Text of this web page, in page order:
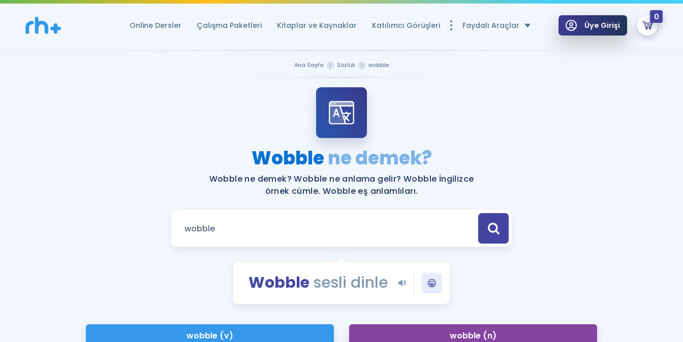
Online Dersler Çalışma Paketleri Kitaplar ve Kaynaklar Katılımcı Görüşleri Faydalı Araçlar
YDS ve YÖKDİL Puan Hesaplama Aracı
Rehberlik Aracı
YDS ve YÖKDİL'e Hazırlananlar için Öneriler
Tüm ÖSYM Sınavları Tek Takvimde
YDS - YÖKDİL Tüm Sınavlarla İlgili Haberler
İngilizce Gramer
Üye Girişi
0
Ana Sayfa Sözlük wobble
Wobblene demek?
Wobble ne demek? Wobble ne anlama gelir? Wobble İngilizce
örnek cümle. Wobble eş anlamlıları.
Wobblesesli dinle
wobble (v) wobble (n)